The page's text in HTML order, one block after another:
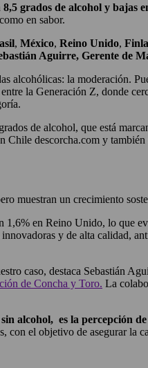
8,5 grados de alcohol y bajas
en sabor.
, México, Reino Unido,
Aguirre, Gerente de
alcohólicas: la moderación.
la Generación Z, donde
de alcohol, que está
Chile descorcha.com y
muestran un crecimiento
en Reino Unido, lo que
y de alta calidad,
caso, destaca Sebastián
de Concha y Toro. La
alcohol, es la percepción
el objetivo de asegurar la